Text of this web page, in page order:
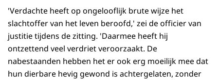
'Verdachte heeft op ongelooflijk brute wijze het
slachtoffer van het leven beroofd,' zei de officier van
justitie tijdens de zitting. 'Daarmee heeft hij
ontzettend veel verdriet veroorzaakt. De
nabestaanden hebben het er ook erg moeilijk mee dat
hun dierbare hevig gewond is achtergelaten, zonder